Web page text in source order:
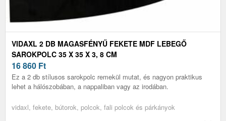
VIDAXL 2 DB MAGASFÉNYŰ FEKETE MDF LEBEGŐ
SAROKPOLC 35 X 35 X 3, 8 CM
16 860 Ft
Ez a 2 db stílusos sarokpolc remekül mutat, és nagyon praktikus
lehet a hálószobában, a nappaliban vagy az irodában.
vidaxl, fekete, bútorok, polcok, fali polcok és párkányok